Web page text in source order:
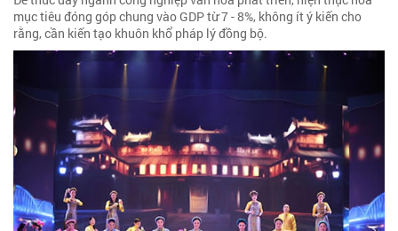
mục tiêu đóng góp chung vào GDP từ 7 - 8%, không ít ý kiến cho
rằng, cần kiến tạo khuôn khổ pháp lý đồng bộ.